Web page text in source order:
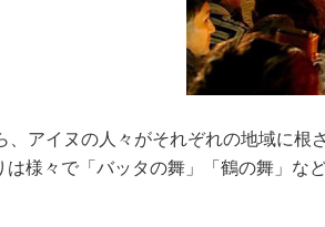
、アイヌの人々がそれぞれの地域に
は様々で「バッタの舞」「鶴の舞」な